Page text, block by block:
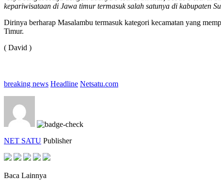
kepariwisataan di Jawa timur termasuk salah satunya di kabupaten
Dirinya berharap Masalambu termasuk kategori kecamatan yang
Timur.
( David )
breaking news Headline Netsatu.com
NET SATU Publisher
Baca Lainnya